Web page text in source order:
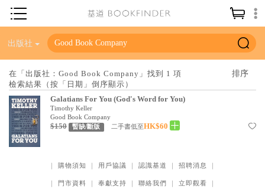
神學／教義
聖經
信仰入門
教會歷史
靈修／禱告
信徒生活
出版社
在「出版社：Good Book Company」找到 1 項
檢索結果（按「日期」倒序顯示）
Galatians For You (God's Word for You)
Timothy Keller
Good Book Company
$150 暫缺/斷版 二手書低至HK$60
｜ 購物須知 ｜ 用戶協議 ｜ 認識基道 ｜ 招聘消息 ｜
｜ 門市資料 ｜ 奉獻支持 ｜ 聯絡我們 ｜ 立即觀看 ｜